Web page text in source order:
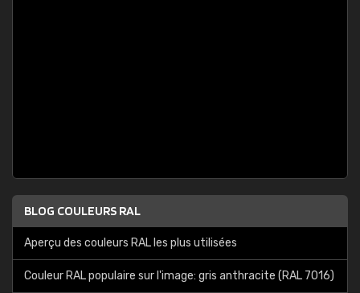
BLOG COULEURS RAL
Aperçu des couleurs RAL les plus utilisées
Couleur RAL populaire sur l'image: gris anthracite (RAL 7016)